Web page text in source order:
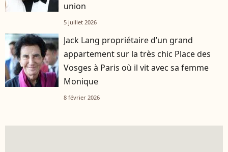
union
5 juillet 2026
Jack Lang propriétaire d’un grand
appartement sur la très chic Place des
Vosges à Paris où il vit avec sa femme
Monique
8 février 2026